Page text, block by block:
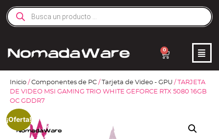
0
Inicio / Componentes de PC / Tarjeta de Video - GPU / TARJETA
DE VIDEO MSI GAMING TRIO WHITE GEFORCE RTX 5080 16GB
OC GDDR7
¡Oferta!